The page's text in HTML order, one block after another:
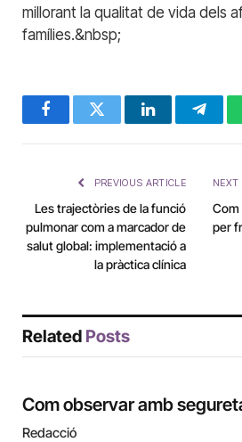
millorant la qualitat de vida dels
famílies.&nbsp;
FacebookTwitter LinkedIn
PREVIOUS ARTICLE
Les trajectòries de la funció
pulmonar com a marcador de
salut global: implementació a
la pràctica clínica
NEXT
per
Related Posts
Com observar amb
Redacció